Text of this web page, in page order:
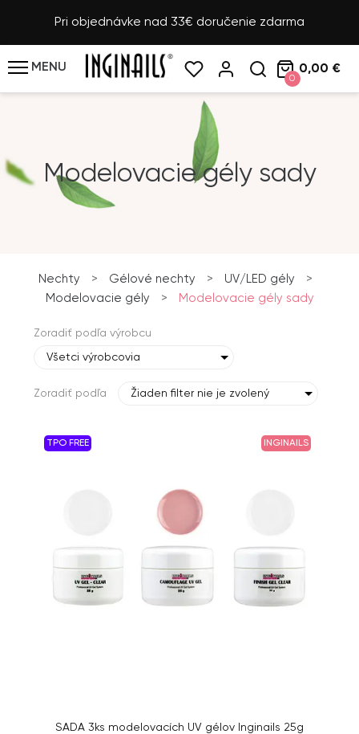
Pri objednávke nad 33€ doručenie zdarma
MENU
0
0,00 €
Modelovacie gély sady
Nechty > Gélové nechty > UV/LED gély
>
Modelovacie gély
> Modelovacie gély sady
Zoradiť podľa výrobcu
Všetci výrobcovia
Zoradiť podľa Žiaden filter nie je zvolený
TPO FREE INGINAILS
SADA 3ks modelovacích UV gélov Inginails 25g